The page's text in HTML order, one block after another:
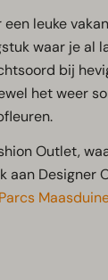
leuke
waar je al
bij
het weer
Outlet,
aan Designer